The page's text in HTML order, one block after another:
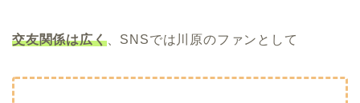
交友関係は広く、SNSでは川原のファンとして